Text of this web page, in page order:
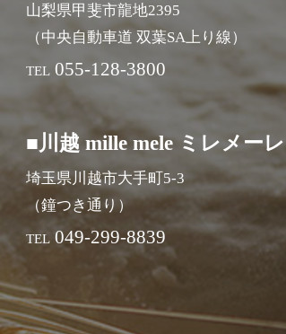
山梨県甲斐市龍地2395
（中央自動車道 双葉SA上り線）
TEL 055-128-3800
■川越 mille mele ミレメーレ
埼玉県川越市大手町5-3
（鐘つき通り）
TEL 049-299-8839